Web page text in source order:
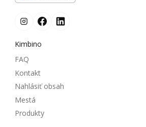
Kimbino
FAQ
Kontakt
Nahlásiť obsah
Mestá
Produkty